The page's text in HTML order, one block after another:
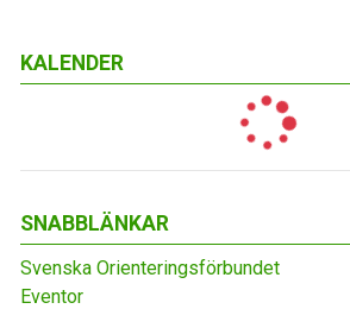
KALENDER
SNABBLÄNKAR
Svenska Orienteringsförbundet
Eventor